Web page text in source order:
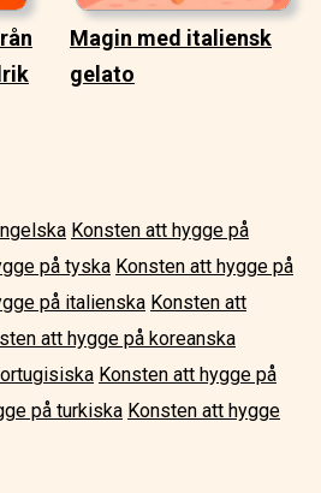
Magin med italiensk
gelato
Konsten att hygge på
på tyska Konsten att hygge på
på italienska Konsten att
att hygge på koreanska
Konsten att hygge på
på turkiska Konsten att hygge